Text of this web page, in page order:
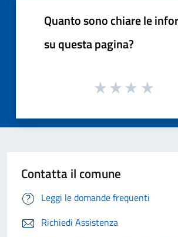
Quanto sono chiare le
su questa pagina?
Contatta il comune
Leggi le domande frequenti
Richiedi Assistenza